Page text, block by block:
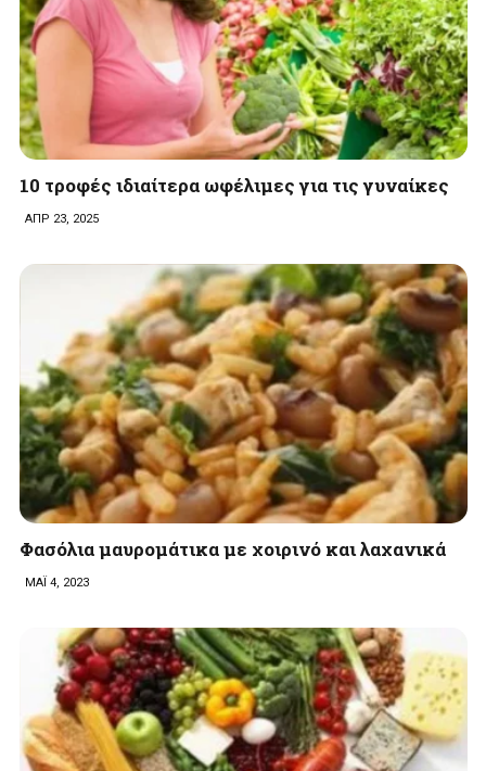
10 τροφές ιδιαίτερα ωφέλιμες για τις γυναίκες
ΑΠΡ 23, 2025
Φασόλια μαυρομάτικα με χοιρινό και λαχανικά
ΜΑΪ 4, 2023